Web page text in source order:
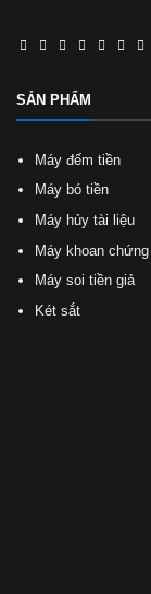
SẢN PHẨM
Máy đếm tiền
Máy bó tiền
Máy hủy tài liệu
Máy khoan
Máy soi tiền giả
Két sắt